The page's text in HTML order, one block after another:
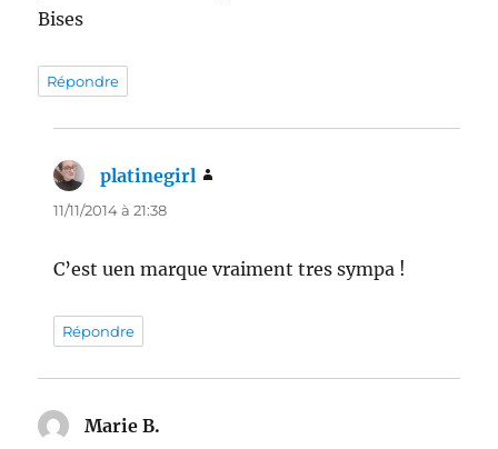
Bises
Répondre
platinegirl
11/11/2014 à 21:38
C’est uen marque vraiment tres sympa !
Répondre
Marie B.